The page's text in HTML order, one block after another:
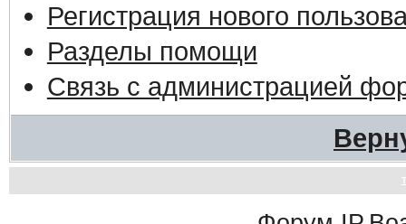
Регистрация нового
Разделы помощи
Связь с администрацией